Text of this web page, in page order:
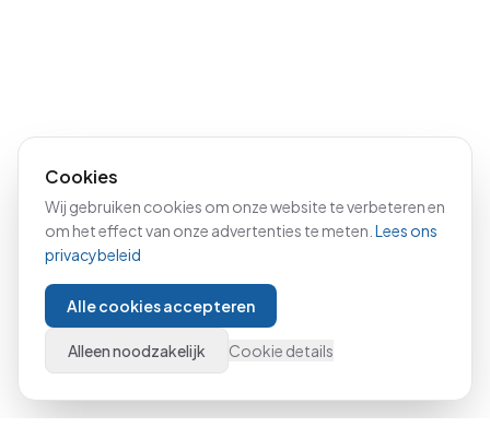
Cookies
Wij gebruiken cookies om onze website te verbeteren en
om het effect van onze advertenties te meten. Lees ons
privacybeleid
Alle cookies accepteren
Alleen noodzakelijk Cookie details